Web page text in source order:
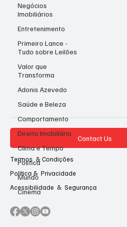
Negócios
Imobiliários
Entretenimento
Primeiro Lance -
Tudo sobre Leilões
Valor que
Transforma
Adonis Azevedo
Saúde e Beleza
Comportamento
Direito Imobiliário
Clima e Tempo
Política
Mundo
Cinema
Contact Us
Termos & Condições
Politica & Privacidade
Acessibilidade & Segurança